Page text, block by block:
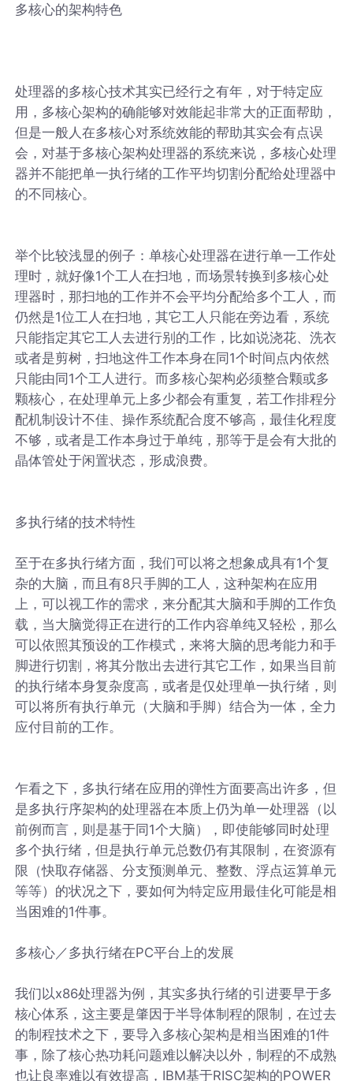
多核心的架构特色
处理器的多核心技术其实已经行之有年，对于特定应
用，多核心架构的确能够对效能起非常大的正面帮助，
但是一般人在多核心对系统效能的帮助其实会有点误
会，对基于多核心架构处理器的系统来说，多核心处理
器并不能把单一执行绪的工作平均切割分配给处理器中
的不同核心。
举个比较浅显的例子：单核心处理器在进行单一工作处
理时，就好像1个工人在扫地，而场景转换到多核心处
理器时，那扫地的工作并不会平均分配给多个工人，而
仍然是1位工人在扫地，其它工人只能在旁边看，系统
只能指定其它工人去进行别的工作，比如说浇花、洗衣
或者是剪树，扫地这件工作本身在同1个时间点内依然
只能由同1个工人进行。而多核心架构必须整合颗或多
颗核心，在处理单元上多少都会有重复，若工作排程分
配机制设计不佳、操作系统配合度不够高，最佳化程度
不够，或者是工作本身过于单纯，那等于是会有大批的
晶体管处于闲置状态，形成浪费。
多执行绪的技术特性
至于在多执行绪方面，我们可以将之想象成具有1个复
杂的大脑，而且有8只手脚的工人，这种架构在应用
上，可以视工作的需求，来分配其大脑和手脚的工作负
载，当大脑觉得正在进行的工作内容单纯又轻松，那么
可以依照其预设的工作模式，来将大脑的思考能力和手
脚进行切割，将其分散出去进行其它工作，如果当目前
的执行绪本身复杂度高，或者是仅处理单一执行绪，则
可以将所有执行单元（大脑和手脚）结合为一体，全力
应付目前的工作。
乍看之下，多执行绪在应用的弹性方面要高出许多，但
是多执行序架构的处理器在本质上仍为单一处理器（以
前例而言，则是基于同1个大脑），即使能够同时处理
多个执行绪，但是执行单元总数仍有其限制，在资源有
限（快取存储器、分支预测单元、整数、浮点运算单元
等等）的状况之下，要如何为特定应用最佳化可能是相
当困难的1件事。
多核心／多执行绪在PC平台上的发展
我们以x86处理器为例，其实多执行绪的引进要早于多
核心体系，这主要是肇因于半导体制程的限制，在过去
的制程技术之下，要导入多核心架构是相当困难的1件
事，除了核心热功耗问题难以解决以外，制程的不成熟
也让良率难以有效提高，IBM基于RISC架构的POWER